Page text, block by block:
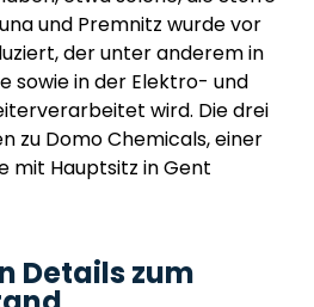
und Premnitz wurde vor
der unter anderem in
sowie in der Elektro- und
wird. Die drei
zu Domo Chemicals, einer
mit Hauptsitz in Gent
Details zum